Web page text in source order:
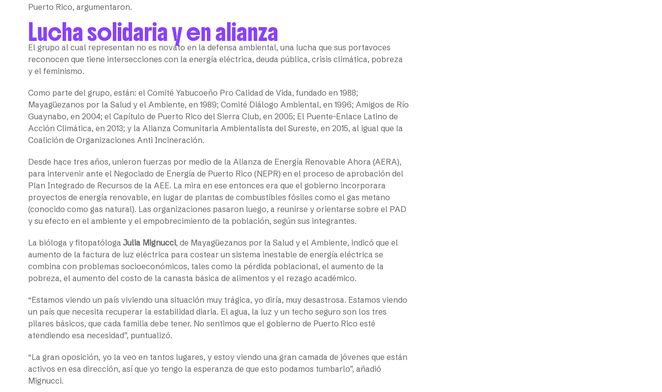
Puerto Rico, argumentaron.
Lucha solidaria y en alianza
El grupo al cual representan no es novato en la defensa ambiental, una lucha que sus portavoces
reconocen que tiene intersecciones con la energía eléctrica, deuda pública, crisis climática, pobreza
y el feminismo.
Como parte del grupo, están: el Comité Yabucoeño Pro Calidad de Vida, fundado en 1988;
Mayagüezanos por la Salud y el Ambiente, en 1989; Comité Diálogo Ambiental, en 1996; Amigos de Río
Guaynabo, en 2004; el Capítulo de Puerto Rico del Sierra Club, en 2005; El Puente-Enlace Latino de
Acción Climática, en 2013; y la Alianza Comunitaria Ambientalista del Sureste, en 2015, al igual que la
Coalición de Organizaciones Anti Incineración.
Desde hace tres años, unieron fuerzas por medio de la Alianza de Energía Renovable Ahora (AERA),
para intervenir ante el Negociado de Energía de Puerto Rico (NEPR) en el proceso de aprobación del
Plan Integrado de Recursos de la AEE. La mira en ese entonces era que el gobierno incorporara
proyectos de energía renovable, en lugar de plantas de combustibles fósiles como el gas metano
(conocido como gas natural). Las organizaciones pasaron luego, a reunirse y orientarse sobre el PAD
y su efecto en el ambiente y el empobrecimiento de la población, según sus integrantes.
La bióloga y fitopatóloga Julia Mignucci, de Mayagüezanos por la Salud y el Ambiente, indicó que el
aumento de la factura de luz eléctrica para costear un sistema inestable de energía eléctrica se
combina con problemas socioeconómicos, tales como la pérdida poblacional, el aumento de la
pobreza, el aumento del costo de la canasta básica de alimentos y el rezago académico.
“Estamos viendo un país viviendo una situación muy trágica, yo diría, muy desastrosa. Estamos viendo
un país que necesita recuperar la estabilidad diaria. El agua, la luz y un techo seguro son los tres
pilares básicos, que cada familia debe tener. No sentimos que el gobierno de Puerto Rico esté
atendiendo esa necesidad”, puntualizó.
“La gran oposición, yo la veo en tantos lugares, y estoy viendo una gran camada de jóvenes que están
activos en esa dirección, así que yo tengo la esperanza de que esto podamos tumbarlo”, añadió
Mignucci.